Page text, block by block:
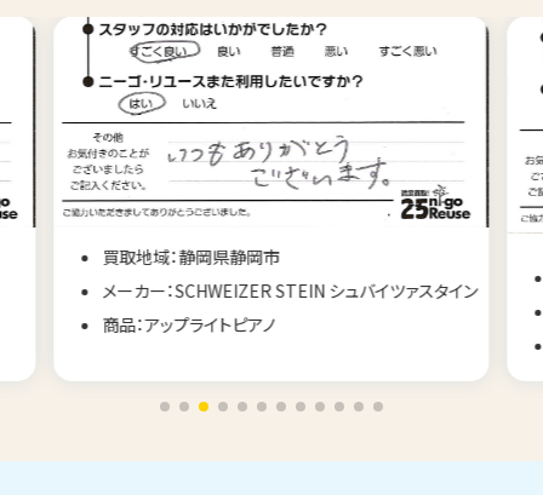
買取地域：静岡県静岡市
メーカー：SCHWEIZER STEIN シュバイツァスタイン
商品：アップライトピアノ